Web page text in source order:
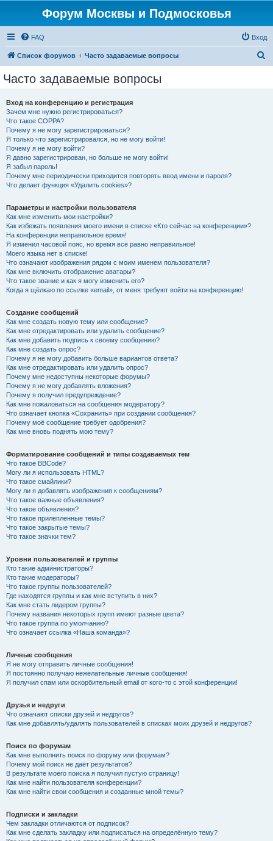
Форум Москвы и Подмосковья
FAQ Вход
Список форумов Часто задаваемые вопросы
Часто задаваемые вопросы
Вход на конференцию и регистрация
Зачем мне нужно регистрироваться?
Что такое COPPA?
Почему я не могу зарегистрироваться?
Я только что зарегистрировался, но не могу войти!
Почему я не могу войти?
Я давно зарегистрирован, но больше не могу войти!
Я забыл пароль!
Почему мне периодически приходится повторять ввод имени и пароля?
Что делает функция «Удалить cookies»?
Параметры и настройки пользователя
Как мне изменить мои настройки?
Как избежать появления моего имени в списке «Кто сейчас на конференции»?
На конференции неправильное время!
Я изменил часовой пояс, но время всё равно неправильное!
Моего языка нет в списке!
Что означают изображения рядом с моим именем пользователя?
Как мне включить отображение аватары?
Что такое звание и как я могу изменить его?
Когда я щёлкаю по ссылке «email», от меня требуют войти на конференцию!
Создание сообщений
Как мне создать новую тему или сообщение?
Как мне отредактировать или удалить сообщение?
Как мне добавить подпись к своему сообщению?
Как мне создать опрос?
Почему я не могу добавить больше вариантов ответа?
Как мне отредактировать или удалить опрос?
Почему мне недоступны некоторые форумы?
Почему я не могу добавлять вложения?
Почему я получил предупреждение?
Как мне пожаловаться на сообщения модератору?
Что означает кнопка «Сохранить» при создании сообщения?
Почему моё сообщение требует одобрения?
Как мне вновь поднять мою тему?
Форматирование сообщений и типы создаваемых тем
Что такое BBCode?
Могу ли я использовать HTML?
Что такое смайлики?
Могу ли я добавлять изображения к сообщениям?
Что такое важные объявления?
Что такое объявления?
Что такое прилепленные темы?
Что такое закрытые темы?
Что такое значки тем?
Уровни пользователей и группы
Кто такие администраторы?
Кто такие модераторы?
Что такое группы пользователей?
Где находятся группы и как мне вступить в них?
Как мне стать лидером группы?
Почему названия некоторых групп имеют разные цвета?
Что такое группа по умолчанию?
Что означает ссылка «Наша команда»?
Личные сообщения
Я не могу отправить личные сообщения!
Я постоянно получаю нежелательные личные сообщения!
Я получил спам или оскорбительный email от кого-то с этой конференции!
Друзья и недруги
Что означают списки друзей и недругов?
Как мне добавлять/удалять пользователей в списках моих друзей и недругов?
Поиск по форумам
Как мне выполнить поиск по форуму или форумам?
Почему мой поиск не даёт результатов?
В результате моего поиска я получил пустую страницу!
Как мне найти пользователя конференции?
Как мне найти свои сообщения и созданные мной темы?
Подписки и закладки
Чем закладки отличаются от подписок?
Как мне сделать закладку или подписаться на определённую тему?